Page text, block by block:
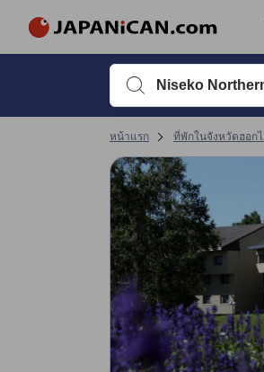
พิมพ์ชื่อที่พักหรือคำที่ต้องการ
หน้าแรก ที่พักในจังหวัดฮอก
รีวิวทั้งหมดของ JAPANiCAN มาจากผู้เข้าพักจริ